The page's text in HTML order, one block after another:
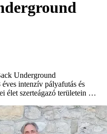
Underground
intenzív pályafutás és
élet szerteágazó területein …